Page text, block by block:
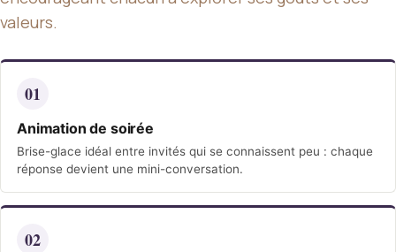
valeurs.
01
Animation de soirée
Brise-glace idéal entre invités qui se connaissent peu : chaque
réponse devient une mini-conversation.
02